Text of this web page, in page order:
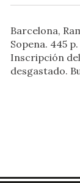
Barcelona,
Sopena. 445
Inscripción
desgastado.